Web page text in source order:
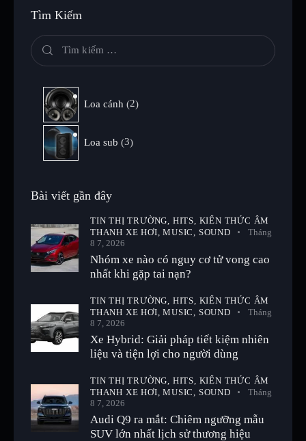
Tìm Kiếm
Loa cánh 2
Loa sub 3
Bài viết gần đây
TIN THỊ TRƯỜNG, HITS, KIẾN THỨC ÂM
THANH XE HƠI,MUSIC, SOUND
Tháng
8 7, 2026
Nhóm xe nào có nguy cơ tử vong cao
nhất khi gặp tai nạn?
TIN THỊ TRƯỜNG, HITS, KIẾN THỨC ÂM
THANH XE HƠI,MUSIC, SOUND
Tháng
8 7, 2026
Xe Hybrid: Giải pháp tiết kiệm nhiên
liệu và tiện lợi cho người dùng
TIN THỊ TRƯỜNG, HITS, KIẾN THỨC ÂM
THANH XE HƠI,MUSIC, SOUND
Tháng
8 7, 2026
Audi Q9 ra mắt: Chiêm ngưỡng mẫu
SUV lớn nhất lịch sử thương hiệu